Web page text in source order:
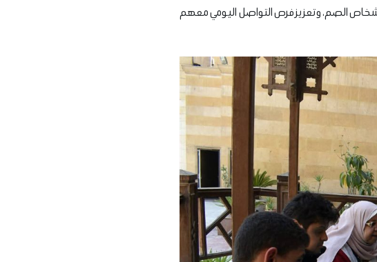
الصم، وتعزيز فرص التواصل اليومي معهم